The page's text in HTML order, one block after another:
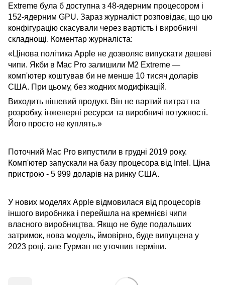
Extreme була б доступна з 48-ядерним процесором і
152-ядерним GPU. Зараз журналіст розповідає, що цю
конфігурацію скасували через вартість і виробничі
складнощі. Коментар журналіста:
«Цінова політика Apple не дозволяє випускати дешеві
чипи. Якби в Mac Pro залишили M2 Extreme —
комп'ютер коштував би не менше 10 тисяч доларів
США. При цьому, без жодних модифікацій.
Виходить нішевий продукт. Він не вартий витрат на
розробку, інженерні ресурси та виробничі потужності.
Його просто не куплять.»
Поточний Mac Pro випустили в грудні 2019 року.
Комп'ютер запускали на базу процесора від Intel. Ціна
пристрою - 5 999 доларів на ринку США.
У нових моделях Apple відмовилася від процесорів
іншого виробника і перейшла на кремнієві чипи
власного виробництва. Якщо не буде подальших
затримок, нова модель, ймовірно, буде випущена у
2023 році, але Гурман не уточнив терміни.